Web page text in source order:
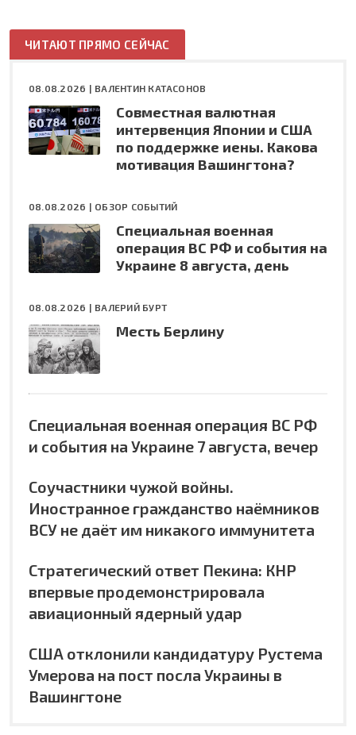
ЧИТАЮТ ПРЯМО СЕЙЧАС
08.08.2026 | ВАЛЕНТИН КАТАСОНОВ
Совместная валютная
интервенция Японии и США
по поддержке иены. Какова
мотивация Вашингтона?
08.08.2026 | ОБЗОР СОБЫТИЙ
Специальная военная
операция ВС РФ и события на
Украине 8 августа, день
08.08.2026 | ВАЛЕРИЙ БУРТ
Месть Берлину
Специальная военная операция ВС РФ
и события на Украине 7 августа, вечер
Соучастники чужой войны.
Иностранное гражданство наёмников
ВСУ не даёт им никакого иммунитета
Стратегический ответ Пекина: КНР
впервые продемонстрировала
авиационный ядерный удар
США отклонили кандидатуру Рустема
Умерова на пост посла Украины в
Вашингтоне